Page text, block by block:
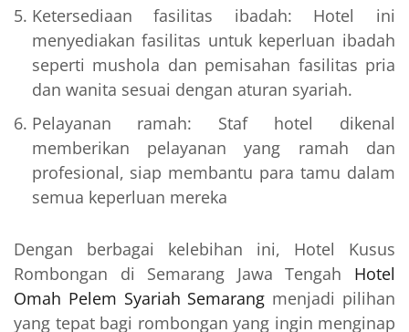
Ketersediaan fasilitas ibadah: Hotel ini
menyediakan fasilitas untuk keperluan ibadah
seperti mushola dan pemisahan fasilitas pria
dan wanita sesuai dengan aturan syariah.
Pelayanan ramah: Staf hotel dikenal
memberikan pelayanan yang ramah dan
profesional, siap membantu para tamu dalam
semua keperluan mereka
Dengan berbagai kelebihan ini, Hotel Kusus
Rombongan di Semarang Jawa Tengah Hotel
Omah Pelem Syariah Semarang menjadi pilihan
yang tepat bagi rombongan yang ingin menginap